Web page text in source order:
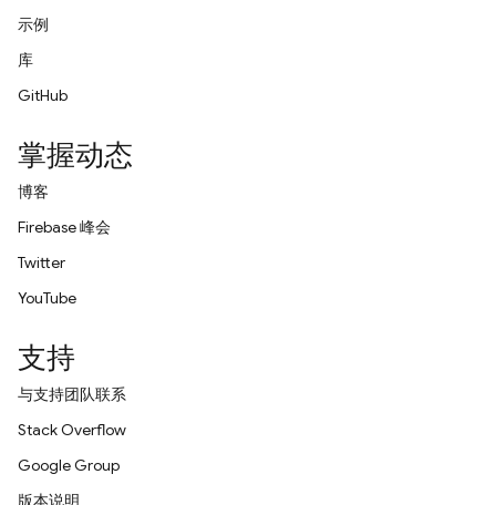
示例
库
GitHub
掌握动态
博客
Firebase 峰会
Twitter
YouTube
支持
与支持团队联系
Stack Overflow
Google Group
版本说明